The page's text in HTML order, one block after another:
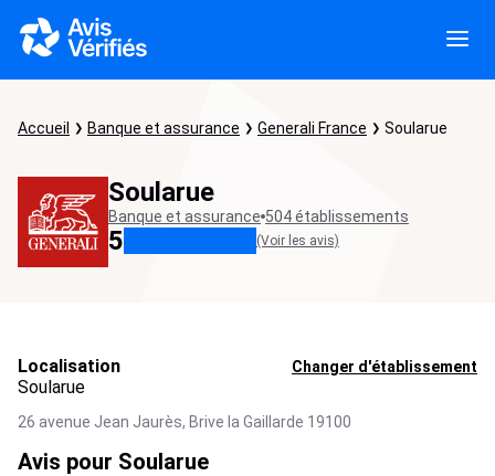
Accueil Banque et assurance Generali France Soularue
Soularue
Banque et assurance 504 établissements
5 (Voir les avis)
Localisation Changer d'établissement
Soularue
26 avenue Jean Jaurès, Brive la Gaillarde 19100
Avis pour Soularue